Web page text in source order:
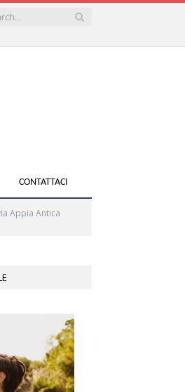
CONTATTACI
Appia Antica